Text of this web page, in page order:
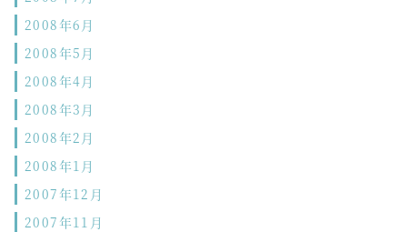
2008年6月
2008年5月
2008年4月
2008年3月
2008年2月
2008年1月
2007年12月
2007年11月